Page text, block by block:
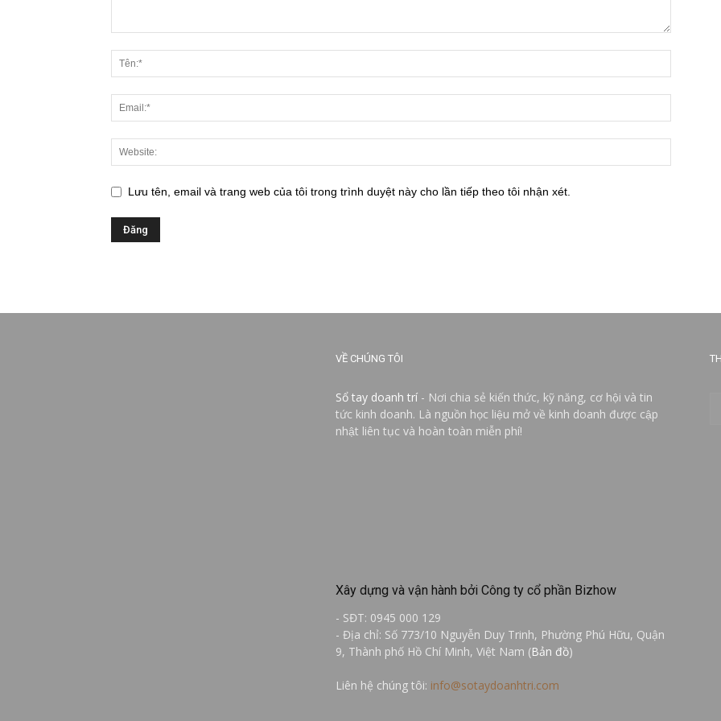
Lưu tên, email và trang web của tôi trong trình duyệt này cho lần tiếp theo tôi nhận xét.
VỀ CHÚNG TÔI
Sổ tay doanh trí - Nơi chia sẻ kiến thức, kỹ năng, cơ hội và tin
tức kinh doanh. Là nguồn học liệu mở về kinh doanh được cập
nhật liên tục và hoàn toàn miễn phí!
Xây dựng và vận hành bởi Công ty cổ phần Bizhow
- SĐT: 0945 000 129
- Địa chỉ: Số 773/10 Nguyễn Duy Trinh, Phường Phú Hữu, Quận
9, Thành phố Hồ Chí Minh, Việt Nam (Bản đồ)
Liên hệ chúng tôi: info@sotaydoanhtri.com